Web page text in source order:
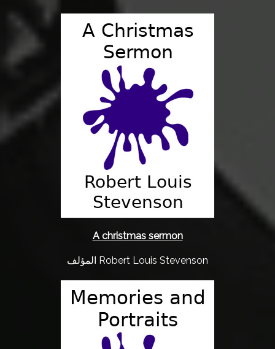
A christmas sermon
المؤلف Robert Louis Stevenson